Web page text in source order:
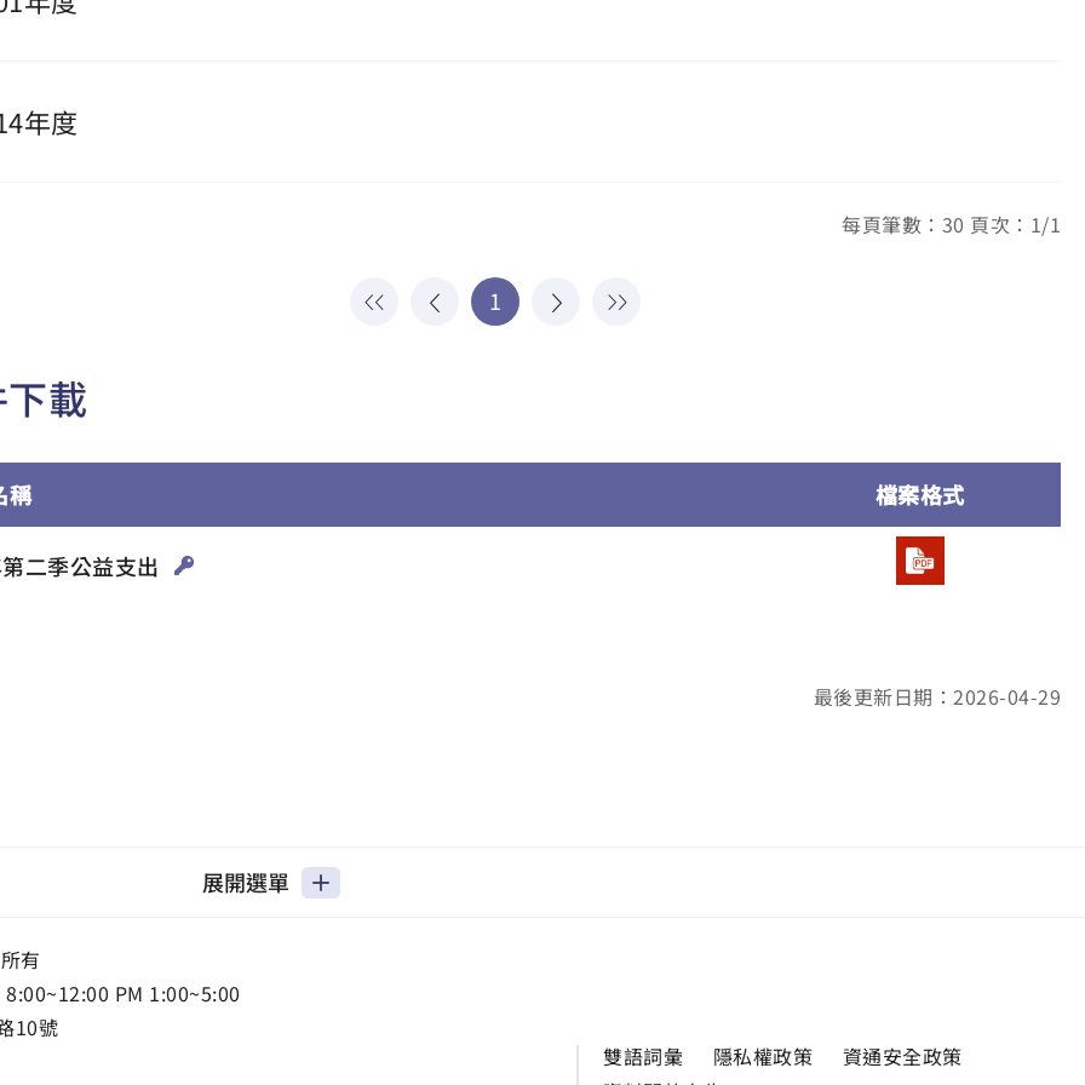
年度
每頁筆數：30 頁次：1/1
1
載
稱 檔案格式
二季公益支出
最後更新日期：2026-04-29
展開選單
有
8:00~12:00 PM 1:00~5:00
10號
雙語詞彙 隱私權政策
資通安全政策